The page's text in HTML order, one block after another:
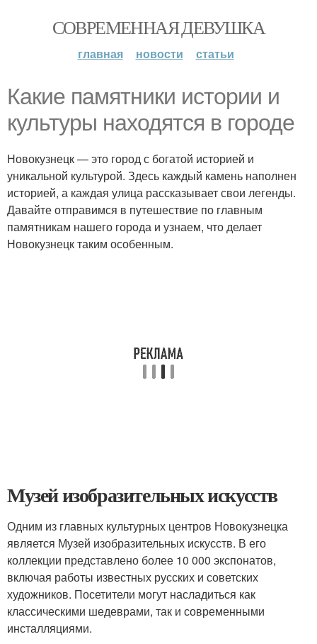
СОВРЕМЕННАЯ ДЕВУШКА
главная новости статьи
Какие памятники истории и
культуры находятся в городе
Новокузнецк — это город с богатой историей и
уникальной культурой. Здесь каждый камень наполнен
историей, а каждая улица рассказывает свои легенды.
Давайте отправимся в путешествие по главным
памятникам нашего города и узнаем, что делает
Новокузнецк таким особенным.
Музей изобразительных искусств
Одним из главных культурных центров Новокузнецка
является Музей изобразительных искусств. В его
коллекции представлено более 10 000 экспонатов,
включая работы известных русских и советских
художников. Посетители могут насладиться как
классическими шедеврами, так и современными
инсталляциями.